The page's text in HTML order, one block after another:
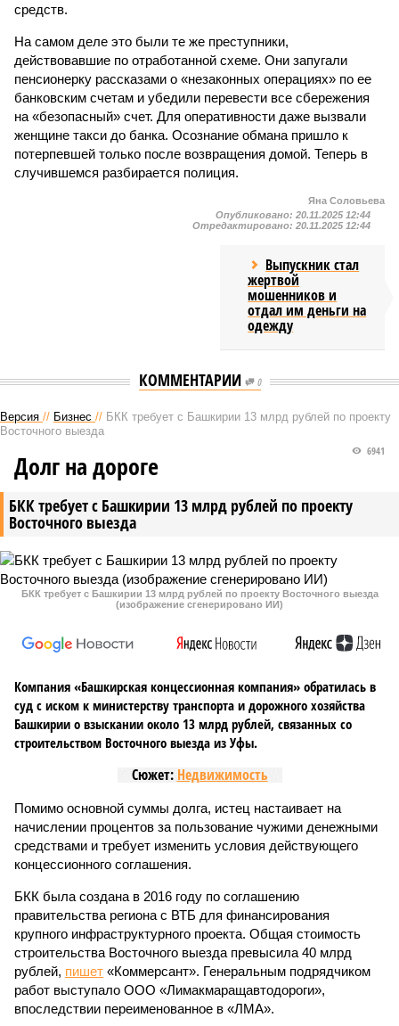
средств.
На самом деле это были те же преступники,
действовавшие по отработанной схеме. Они запугали
пенсионерку рассказами о «незаконных операциях» по ее
банковским счетам и убедили перевести все сбережения
на «безопасный» счет. Для оперативности даже вызвали
женщине такси до банка. Осознание обмана пришло к
потерпевшей только после возвращения домой. Теперь в
случившемся разбирается полиция.
Яна Соловьева
Опубликовано: 20.11.2025 12:44
Отредактировано: 20.11.2025 12:44
Выпускник стал
жертвой
мошенников и
отдал им деньги на
одежду
КОММЕНТАРИИ 0
Версия // Бизнес // БКК требует с Башкирии 13 млрд рублей по проекту
Восточного выезда
БКК требует с Башкирии 13 млрд рублей по проекту
Восточного выезда
6941
Долг на дороге
БКК требует с Башкирии 13 млрд рублей по проекту Восточного выезда
(изображение сгенерировано ИИ)
Компания «Башкирская концессионная компания» обратилась в
суд с иском к министерству транспорта и дорожного хозяйства
Башкирии о взыскании около 13 млрд рублей, связанных со
строительством Восточного выезда из Уфы.
Сюжет: Недвижимость
Помимо основной суммы долга, истец настаивает на
начислении процентов за пользование чужими денежными
средствами и требует изменить условия действующего
концессионного соглашения.
БКК была создана в 2016 году по соглашению
правительства региона с ВТБ для финансирования
крупного инфраструктурного проекта. Общая стоимость
строительства Восточного выезда превысила 40 млрд
рублей, пишет «Коммерсант». Генеральным подрядчиком
работ выступало ООО «Лимакмаращавтодороги»,
впоследствии переименованное в «ЛМА».